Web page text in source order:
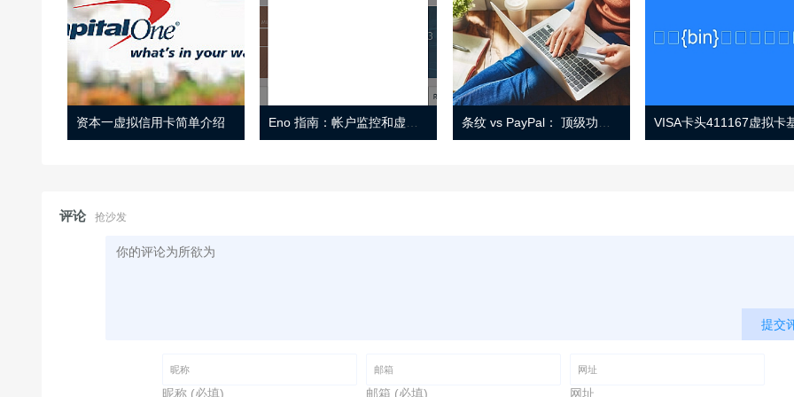
资本一虚拟信用卡简单介绍
评论 抢沙发
提交
昵称 (必填) 邮箱 (必填) 网址